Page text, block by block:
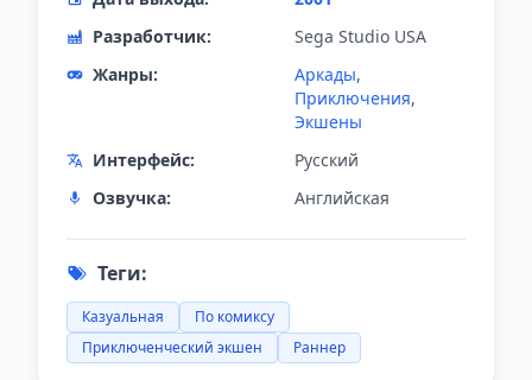
Разработчик:
Sega Studio USA
Жанры:
Аркады,
Приключения,
Экшены
Интерфейс:
Русский
Озвучка:
Английская
Теги:
Казуальная
По комиксу
Приключенческий экшен
Раннер